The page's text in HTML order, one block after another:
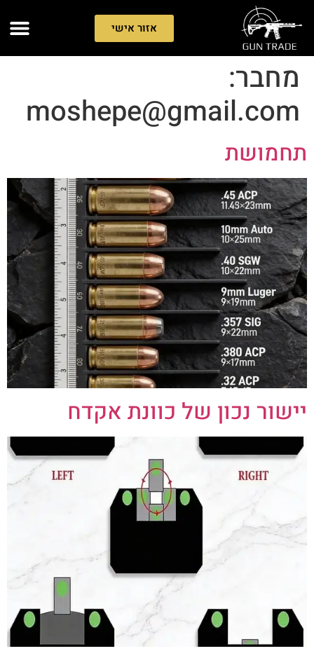
אזור אישי
מחבר:
moshepe@gmail.com
תחמושת
יישור נכון של כוונת אקדח